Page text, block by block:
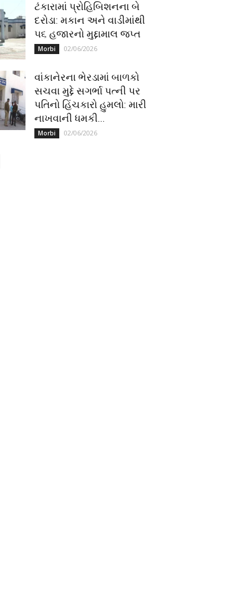
ટંકારામાં પ્રોહિબિશનના બે
દરોડા: મકાન અને વાડીમાંથી
૫૬ હજારનો મુદ્દામાલ જપ્ત
Morbi 02/06/2026
વાંકાનેરના ભેરડામાં બાળકો
સચવા મુદ્દે સગર્ભા પત્ની પર
પતિનો હિંચકારો હુમલો: મારી
નાખવાની ધમકી...
Morbi 02/06/2026